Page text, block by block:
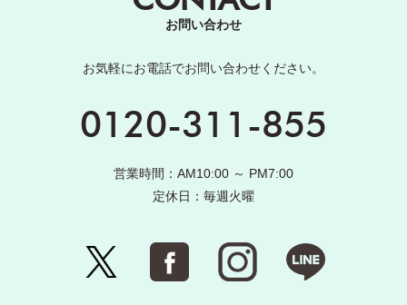
お問い合わせ
お気軽にお電話でお問い合わせください。
0120-311-855
営業時間：AM10:00 ～ PM7:00
定休日：毎週火曜